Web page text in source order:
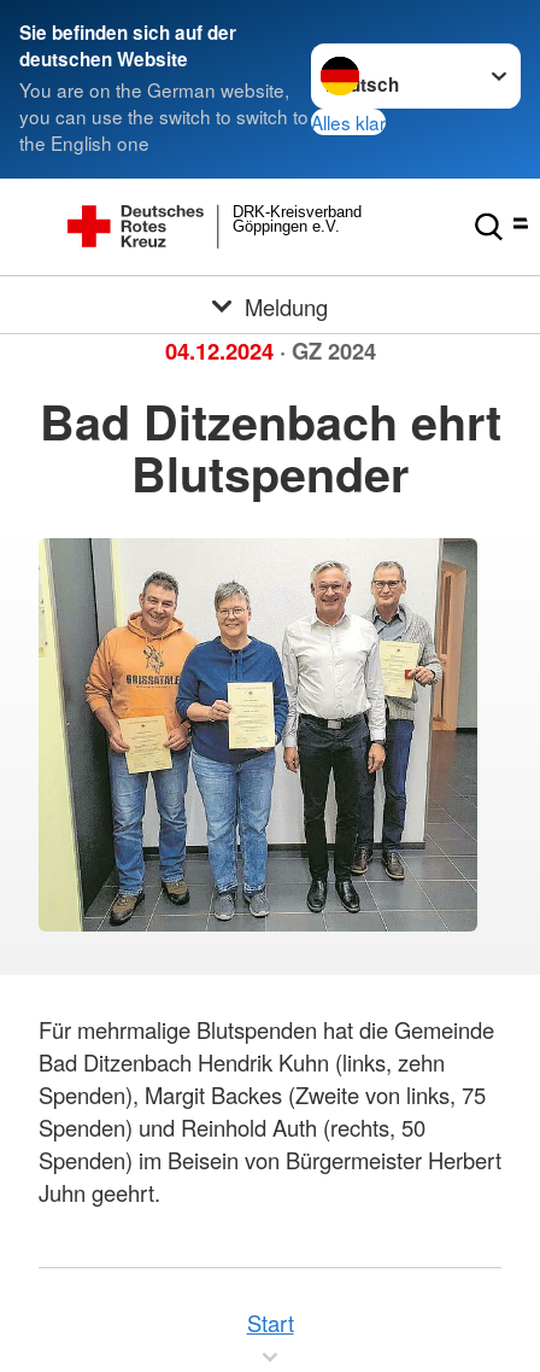
Sie befinden sich auf der
deutschen Website
You are on the German website,
you can use the switch to switch to
the English one
Sprache wechseln zu
Alles klar
Göppingen e.V.
DRK-Kreisverband
Meldung
04.12.2024 · GZ 2024
Bad Ditzenbach ehrt
Blutspender
Für mehrmalige Blutspenden hat die Gemeinde
Bad Ditzenbach Hendrik Kuhn (links, zehn
Spenden), Margit Backes (Zweite von links, 75
Spenden) und Reinhold Auth (rechts, 50
Spenden) im Beisein von Bürgermeister Herbert
Juhn geehrt.
Start